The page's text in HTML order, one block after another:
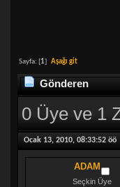
Sayfa: [1] Aşağı git
Gönderen
0 Üye ve 1
Ocak 13, 2010, 08:33:52 öö
ADAM
Seçkin Üye